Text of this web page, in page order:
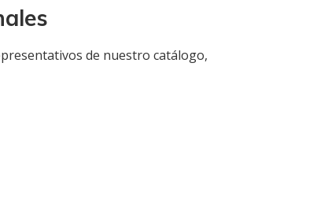
de nuestro catálogo,